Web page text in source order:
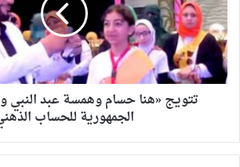
تتويج «هنا حسام وهمسة عبد النبي
الجمهورية للحساب